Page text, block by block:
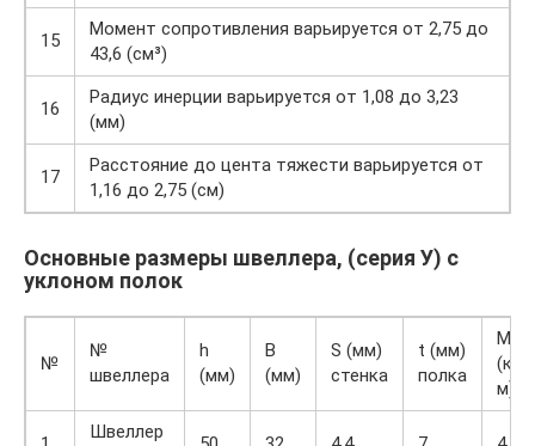
15
Момент сопротивления варьируется от 2,75 до
43,6 (см³)
16
Радиус инерции варьируется от 1,08 до 3,23
(мм)
17
Расстояние до цента тяжести варьируется от
1,16 до 2,75 (см)
Основные размеры швеллера, (серия У) с
уклоном полок
№
№
швеллера
h
(мм)
B
(мм)
S (мм)
стенка
t (мм)
полка
M
(кг/
м)
Швеллер